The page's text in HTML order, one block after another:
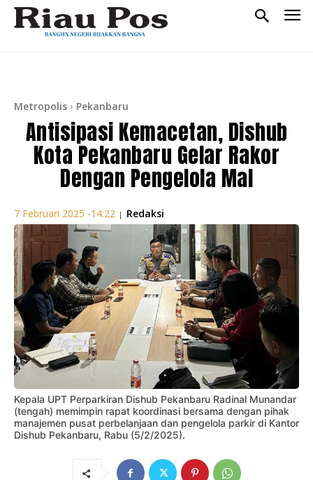
Metropolis Pekanbaru
Antisipasi Kemacetan, Dishub
Kota Pekanbaru Gelar Rakor
Dengan Pengelola Mal
7 Februari 2025 -14:22 | Redaksi
Kepala UPT Perparkiran Dishub Pekanbaru Radinal Munandar
(tengah) memimpin rapat koordinasi bersama dengan pihak
manajemen pusat perbelanjaan dan pengelola parkir di Kantor
Dishub Pekanbaru, Rabu (5/2/2025).